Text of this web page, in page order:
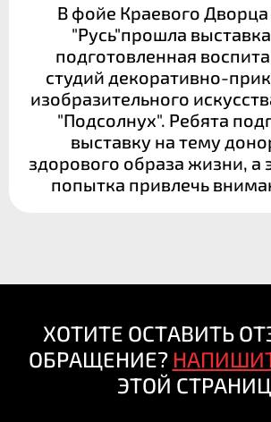
В фойе Краевого
"Русь"прошла
подготовленная
студий декоративно-
изобразительного
"Подсолнух". Ребята
выставку на тему
здорового образа жизни, а
попытка привлечь
ХОТИТЕ ОСТАВИТЬ
ОБРАЩЕНИЕ?
ЭТОЙ